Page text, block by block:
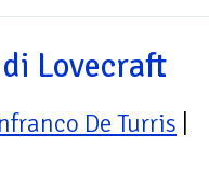
Lovecraft
De Turris